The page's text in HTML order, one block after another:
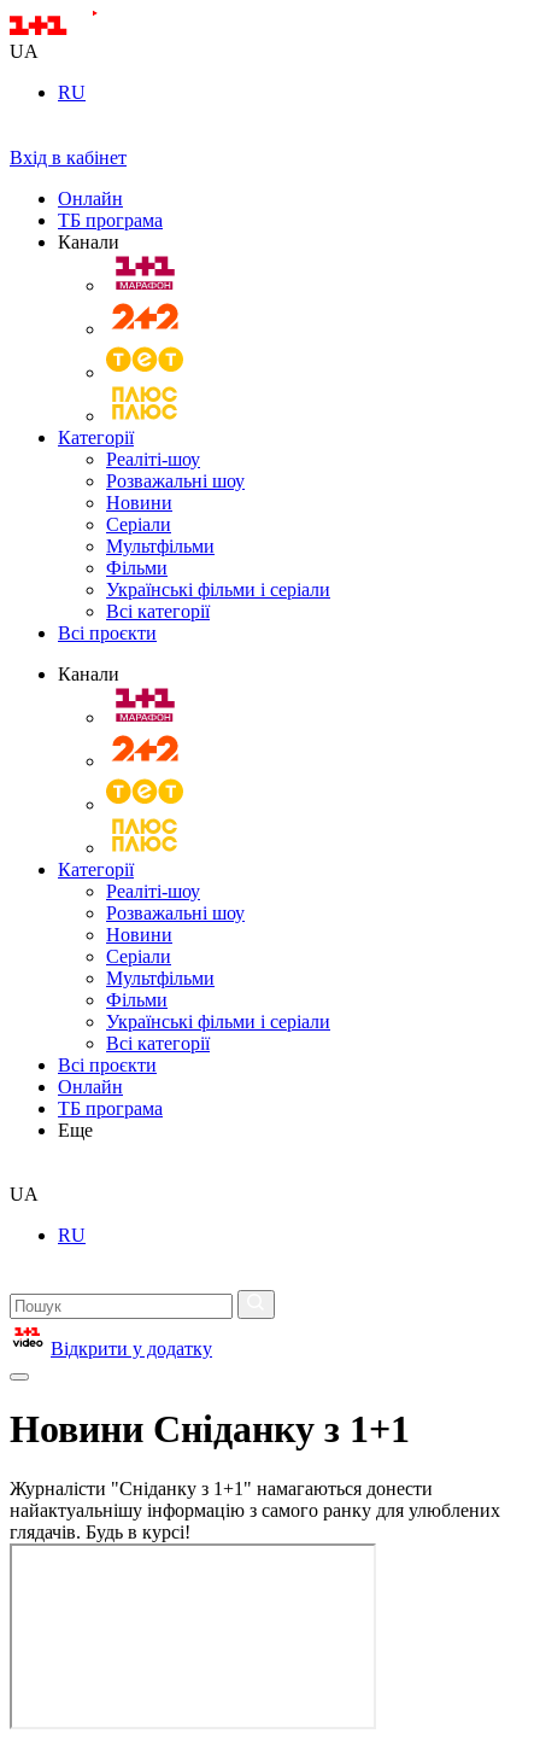
UA
RU
Вхід в кабінет
Онлайн
ТБ програма
Канали
Категорії
Реаліті-шоу
Розважальні шоу
Новини
Серіали
Мультфільми
Фільми
Українські фільми і серіали
Всі категорії
Всі проєкти
Канали
Категорії
Реаліті-шоу
Розважальні шоу
Новини
Серіали
Мультфільми
Фільми
Українські фільми і серіали
Всі категорії
Всі проєкти
Онлайн
ТБ програма
Еще
UA
RU
Відкрити у додатку
Новини Сніданку з 1+1
Журналісти "Сніданку з 1+1" намагаються донести
найактуальнішу інформацію з самого ранку для улюблених
глядачів. Будь в курсі!